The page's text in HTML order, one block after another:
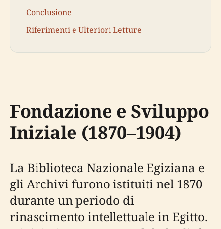
Conclusione
Riferimenti e Ulteriori Letture
Fondazione e Sviluppo
Iniziale (1870–1904)
La Biblioteca Nazionale Egiziana e
gli Archivi furono istituiti nel 1870
durante un periodo di
rinascimento intellettuale in Egitto.